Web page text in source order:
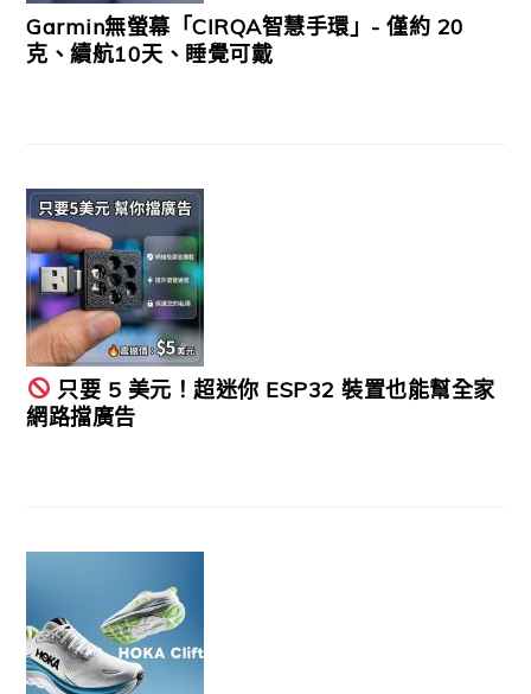
Garmin無螢幕「CIRQA智慧手環」- 僅約 20
克、續航10天、睡覺可戴
只要 5 美元！超迷你 ESP32 裝置也能幫全家
網路擋廣告